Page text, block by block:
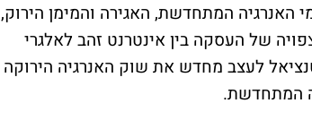
האנרגיה המתחדשת, האגירה והמימן הירוק,
של העסקה בין אינטרנט זהב לאלגרי
לעצב מחדש את שוק האנרגיה הירוקה
המתחדשת.